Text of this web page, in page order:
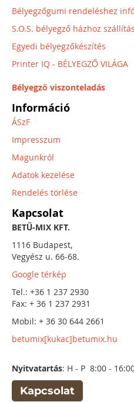
Bélyegzőgumi rendeléshez
S.O.S. bélyegző házhoz
Egyedi bélyegzőkészítés
Printer IQ - BÉLYEGZŐ VILÁGA
Bélyegző viszonteladás
Információ
ÁSzF
Impresszum
Magunkról
Adatok kezelése
Rendelés törlése
Kapcsolat
BETŰ-MIX KFT.
1116 Budapest,
Vegyész u. 66-68.
Google térkép
Tel.: +36 1 237 2930
Fax: + 36 1 237 2931
Mobil: + 36 30 644 2661
betumix[kukac]betumix.hu
Nyitvatartás: H - P 8:00 -
Kapcsolat